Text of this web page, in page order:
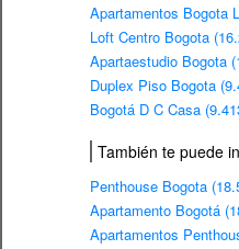
Apartamentos Bogota
Loft Centro Bogota
Apartaestudio Bogota
Duplex Piso Bogota
Bogotá D C Casa
También te puede
Penthouse Bogota
Apartamento Bogotá
Apartamentos